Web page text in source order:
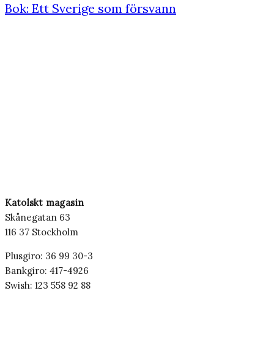
Bok: Ett Sverige som försvann
Katolskt magasin
Skånegatan 63
116 37 Stockholm
Plusgiro: 36 99 30-3
Bankgiro: 417-4926
Swish: 123 558 92 88